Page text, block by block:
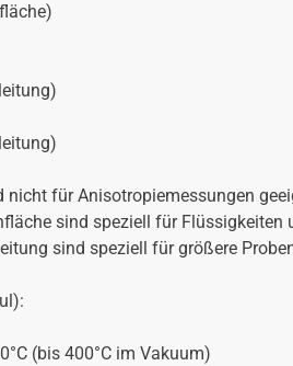
nicht für Anisotropiemessungen
sind speziell für Flüssigkeiten
sind speziell für größere
(bis 400°C im Vakuum)